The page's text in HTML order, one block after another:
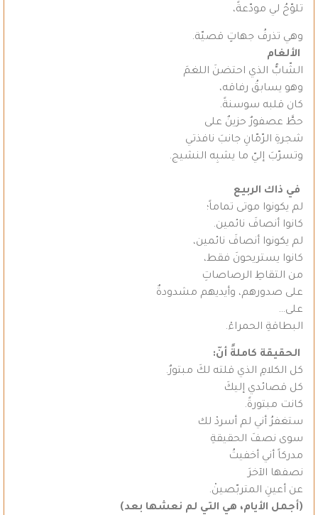
تلوّحُ لي مودّعةً،
وهي تذرفُ جهاتٍ قصيّة.
الألغام
الشّابُّ الذي احتضنَ اللغمَ
وهو يسابقُ رفاقه،
كان قلبه سوسنةً.
حطَّ عصفورٌ حزينٌ على
شجرةِ الرّمّانِ جانبَ نافذتي
وتسرّبَ إليّ ما يشبِه النشيج.
في ذاك الربيع
لم يكونوا موتى تماماً؛
كانوا أنصافَ نائمين.
لم يكونوا أنصافَ نائمين،
كانوا يستريحونَ فقط،
من التقاطِ الرصاصاتِ
على صدورهم، وأيديهم مشدودةٌ
على…
البطاقةِ الحمراءْ.
الحقيقة كاملةً أنّ:
كل الكلامِ الذي قلته لكَ مبتورٌ.
كل قصائدي إليكَ
كانت مبتورةً.
ستغفرُ أني لم أسردْ لك
سوى نصفَ الحقيقةِ
مدركاً أني أخفيتُ
نصفها الآخرَ
عن أعينِ المتربّصينْ.
(أجمل الأيام، هي التي لم نعشها بعد)